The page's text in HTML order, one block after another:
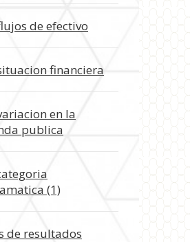
de efectivo
financiera
en la
publica
(1)
de resultados